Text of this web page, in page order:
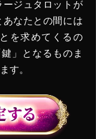
ージュタロットが
なたとの間には
を求めてくるの
」となるものま
す。